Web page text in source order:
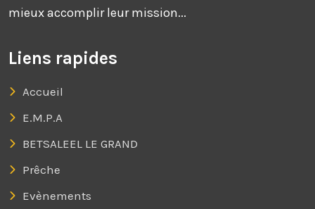
mieux accomplir leur mission...
Liens rapides
Accueil
E.M.P.A
BETSALEEL LE GRAND
Prêche
Evènements